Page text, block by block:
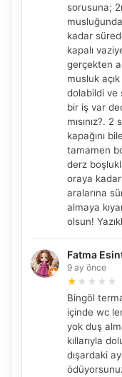
sorusuna;
kadar
kapalı
gerçekten
musluk
dolabildi ve
bir iş var
mısınız?.
kapağını
tamamen
derz
oraya
aralarına
almaya
olsun!
Fatma
9 ay önce
★ ★ ★ ★ ★
Bingöl
içinde wc
yok duş
kıllarıyla
dışardaki
NBY Akıllı Asistan
AI kullanmadan,
Şehir / ilçe
🧭 Rehber
🏛️ Tarihi